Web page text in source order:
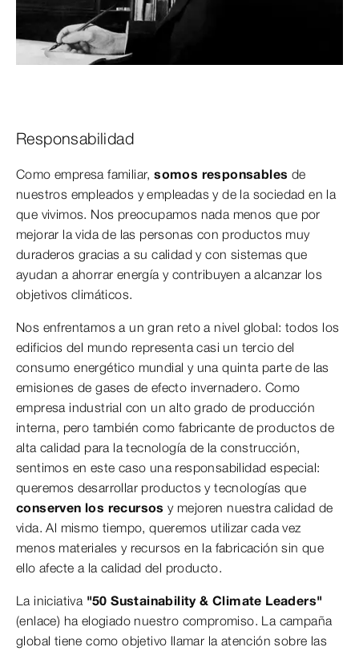
Responsabilidad
Como empresa familiar,somos responsables de
nuestros empleados y empleadas y de la sociedad en la
que vivimos. Nos preocupamos nada menos que por
mejorar la vida de las personas con productos muy
duraderos gracias a su calidad y con sistemas que
ayudan a ahorrar energía y contribuyen a alcanzar los
objetivos climáticos.
Nos enfrentamos a un gran reto a nivel global: todos los
edificios del mundo representa casi un tercio del
consumo energético mundial y una quinta parte de las
emisiones de gases de efecto invernadero. Como
empresa industrial con un alto grado de producción
interna, pero también como fabricante de productos de
alta calidad para la tecnología de la construcción,
sentimos en este caso una responsabilidad especial:
queremos desarrollar productos y tecnologías que
conserven los recursos y mejoren nuestra calidad de
vida. Al mismo tiempo, queremos utilizar cada vez
menos materiales y recursos en la fabricación sin que
ello afecte a la calidad del producto.
La iniciativa "50 Sustainability & Climate Leaders"
(enlace) ha elogiado nuestro compromiso. La campaña
global tiene como objetivo llamar la atención sobre las